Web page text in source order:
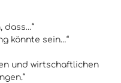
dass…“
könnte sein…“
und wirtschaftlichen